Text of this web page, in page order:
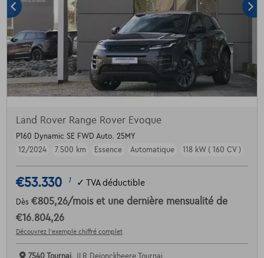
Land Rover Range Rover Evoque
P160 Dynamic SE FWD Auto. 25MY
12/2024
7.500 km Essence Automatique 118 kW ( 160 CV )
€53.330 1 ✓ TVA déductible
Dès €805,26/mois et une dernière mensualité de
€16.804,26
Découvrez l’exemple chiffré complet